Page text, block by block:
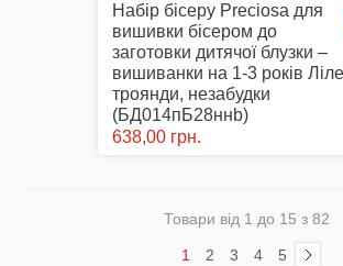
Набір бісеру Preciosa для
вишивки бісером до
заготовки дитячої блузки –
вишиванки на 1-3 років
троянди, незабудки
(БД014пБ28ннb)
638,00 грн.
Товари від 1 до 15 з 82
1 2 3 4 5